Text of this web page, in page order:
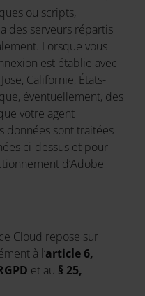
ou scripts,
des serveurs répartis
Lorsque vous
est établie avec
Californie, États-
éventuellement, des
votre agent
données sont traitées
ci-dessus et pour
d’Adobe
Cloud repose sur
à l’article 6,
et au § 25,